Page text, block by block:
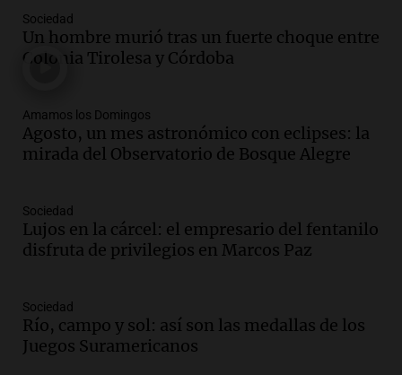
Audio.
de su gran muestra anual con la
participación de miles de visitantes
Panorama Federal
Audio.El Senado de Santa Fe aprueba
Ley de Emergencia Hídrica ante el
fenómeno del Niño
Audio. Una mujer de 40 años muere en
un accidente en la Ruta 321 cerca de
Episodios
Audio.El Tesoro Nacional captura 12
billones de pesos y genera excedente de
Sociedad
Un hombre murió tras un fuerte choque entre
Colonia Tirolesa y Córdoba
Amamos los Domingos
Agosto, un mes astronómico con eclipses: la
mirada del Observatorio de Bosque Alegre
Sociedad
Lujos en la cárcel: el empresario del fentanilo
disfruta de privilegios en Marcos Paz
Sociedad
Río, campo y sol: así son las medallas de los
Juegos Suramericanos